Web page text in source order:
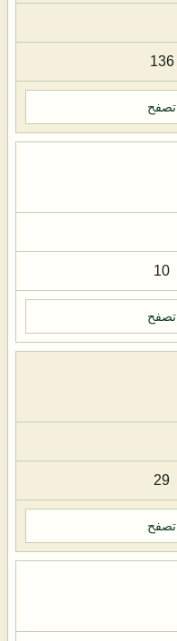
136
تصفح
10
تصفح
29
تصفح